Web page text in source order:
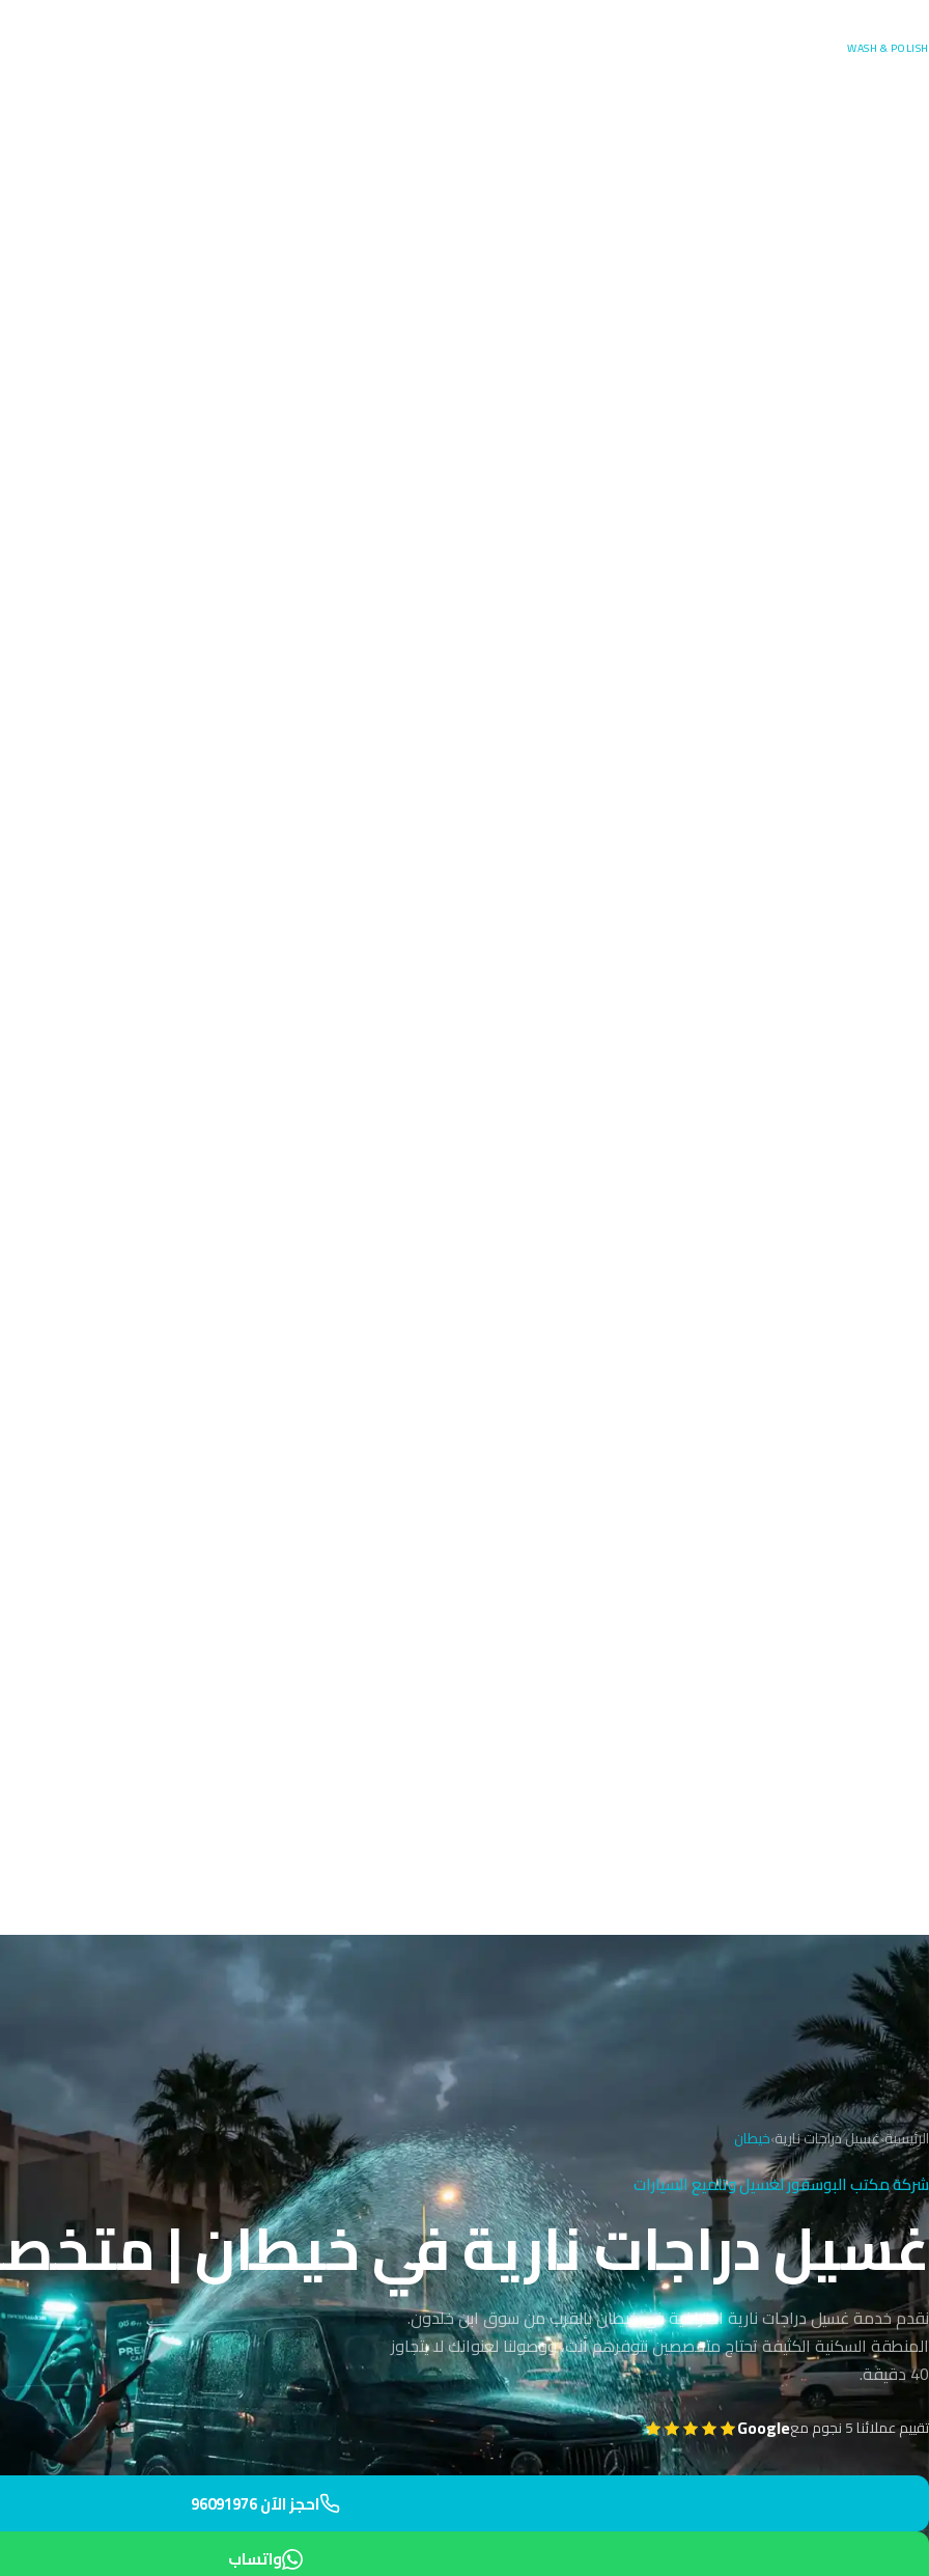
WASH & POLISH
الرئيسية›غسيل دراجات نارية›خيطان
شركة مكتب البوسفور لغسيل وتلميع السيارات
غسيل دراجات نارية في خيطان | متخصصون
نقدم خدمة غسيل دراجات نارية احترافية في خيطان بالقرب من سوق ابن خلدون.
المنطقة السكنية الكثيفة تحتاج متخصصين نتوفرهم أنت، ووصولنا لعنوانك لا يتجاوز
40 دقيقة.
تقييم عملائنا 5 نجوم مع Google
احجز الآن 96091976
واتساب